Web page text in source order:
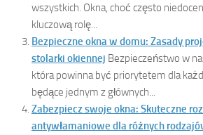
wszystkich. Okna, choć często
kluczową rolę...
Bezpieczne okna w domu: Zasady
stolarki okiennej Bezpieczeństwo w
która powinna być priorytetem dla
będące jednym z głównych...
Zabezpiecz swoje okna: Skuteczne
antywłamaniowe dla różnych